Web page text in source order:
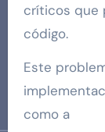
críticos que
código.
Este
como a